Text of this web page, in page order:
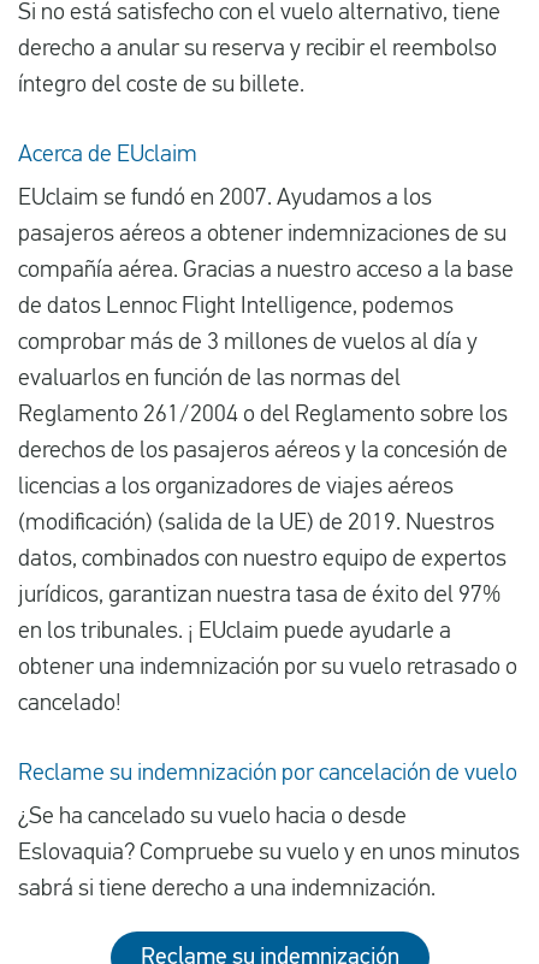
Si no está satisfecho con el vuelo alternativo, tiene
derecho a anular su reserva y recibir el reembolso
íntegro del coste de su billete.
Acerca de EUclaim
EUclaim se fundó en 2007. Ayudamos a los
pasajeros aéreos a obtener indemnizaciones de su
compañía aérea. Gracias a nuestro acceso a la base
de datos Lennoc Flight Intelligence, podemos
comprobar más de 3 millones de vuelos al día y
evaluarlos en función de las normas del
Reglamento 261/2004 o del Reglamento sobre los
derechos de los pasajeros aéreos y la concesión de
licencias a los organizadores de viajes aéreos
(modificación) (salida de la UE) de 2019. Nuestros
datos, combinados con nuestro equipo de expertos
jurídicos, garantizan nuestra tasa de éxito del 97%
en los tribunales. ¡ EUclaim puede ayudarle a
obtener una indemnización por su vuelo retrasado o
cancelado!
Reclame su indemnización por cancelación de vuelo
¿Se ha cancelado su vuelo hacia o desde
Eslovaquia? Compruebe su vuelo y en unos minutos
sabrá si tiene derecho a una indemnización.
Reclame su indemnización